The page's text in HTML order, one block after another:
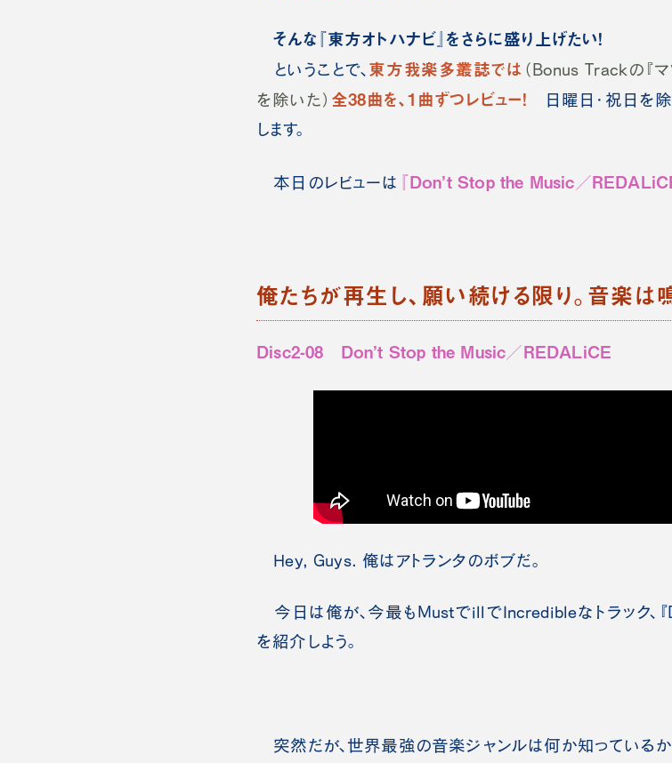
そんな『東方オトハナビ』をさらに盛り上げたい！
ということで、 東方我楽多叢誌では （Bonus Trackの『
を除いた） 全38曲を、1曲ずつレビュー！ 日曜日・祝日を除
します。
本日のレビューは 『Don’t Stop the Music／
俺たちが再生し、願い続ける限り。音楽は
Disc2-08 Don’t Stop the Music／REDALiCE
Hey, Guys. 俺はアトランタのボブだ。
今日は俺が、今最もMustでillでIncredibleなトラック、
を紹介しよう。
突然だが、世界最強の音楽ジャンルは何か知っているか